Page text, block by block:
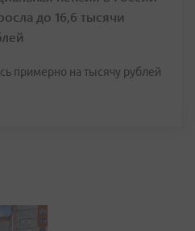
до 16,6 тысячи
примерно на тысячу рублей